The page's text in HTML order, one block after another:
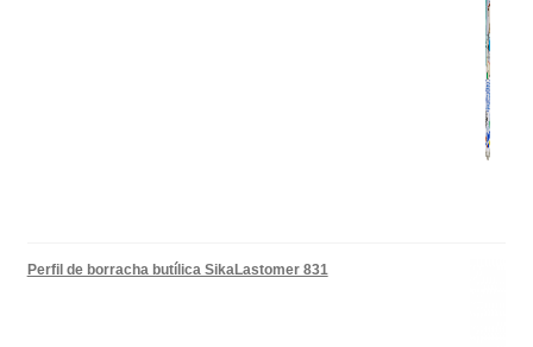
Perfil de borracha butílica SikaLastomer 831